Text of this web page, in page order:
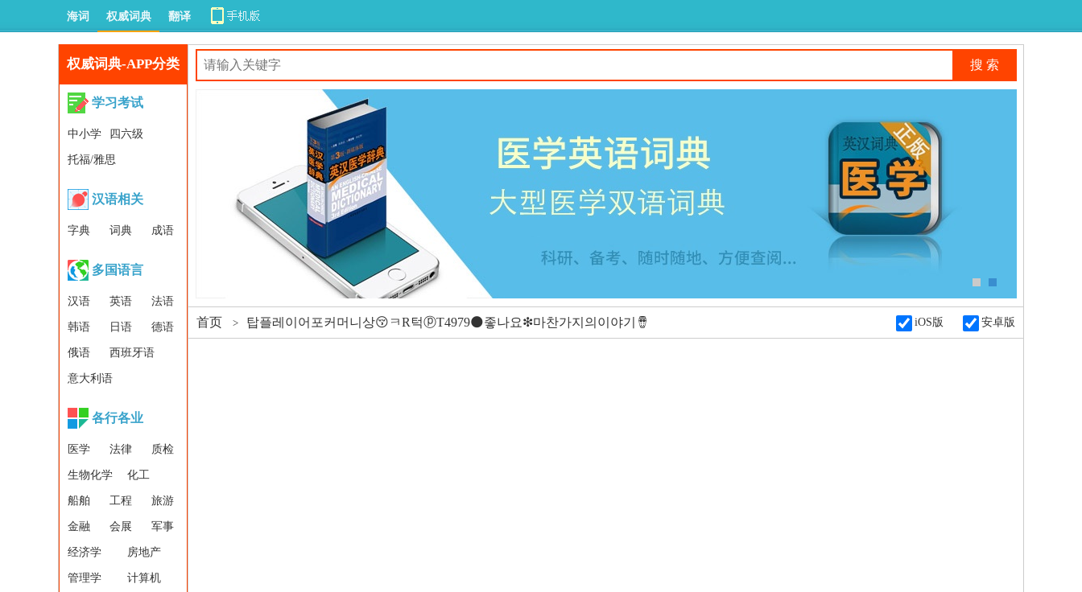
海词 权威词典 翻译
权威词典-APP分类
学习考试
中小学 四六级
托福/雅思
汉语相关
字典 词典 成语
多国语言
汉语 英语 法语
韩语 日语 德语
俄语 西班牙语
意大利语
各行各业
医学 法律 质检
生物化学 化工
船舶 工程 旅游
金融 会展 军事
经济学 房地产
管理学 计算机
首页 > 탑플레이어포커머니상😚ㅋR턱ⓟT4979🌑좋나요❇마찬가지의이야기🪘 iOS版 安卓版